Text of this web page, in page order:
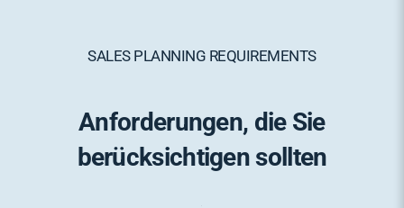
SALES PLANNING REQUIREMENTS
Anforderungen, die Sie
berücksichtigen sollten